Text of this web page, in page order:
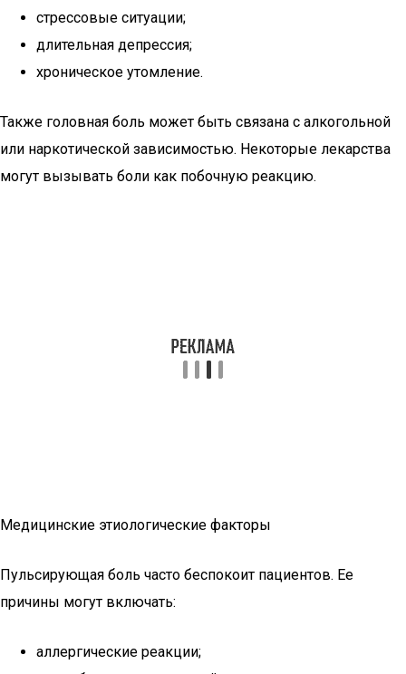
стрессовые ситуации;
длительная депрессия;
хроническое утомление.
Также головная боль может быть связана с алкогольной
или наркотической зависимостью. Некоторые лекарства
могут вызывать боли как побочную реакцию.
Медицинские этиологические факторы
Пульсирующая боль часто беспокоит пациентов. Ее
причины могут включать:
аллергические реакции;